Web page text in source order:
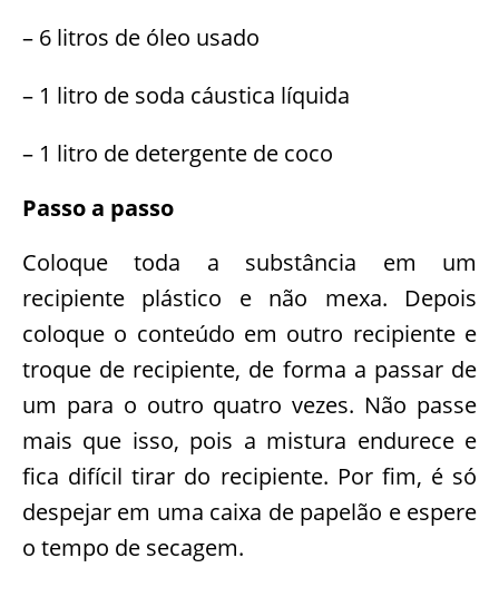
– 6 litros de óleo usado
– 1 litro de soda cáustica líquida
– 1 litro de detergente de coco
Passo a passo
Coloque toda a substância em um
recipiente plástico e não mexa. Depois
coloque o conteúdo em outro recipiente e
troque de recipiente, de forma a passar de
um para o outro quatro vezes. Não passe
mais que isso, pois a mistura endurece e
fica difícil tirar do recipiente. Por fim, é só
despejar em uma caixa de papelão e espere
o tempo de secagem.